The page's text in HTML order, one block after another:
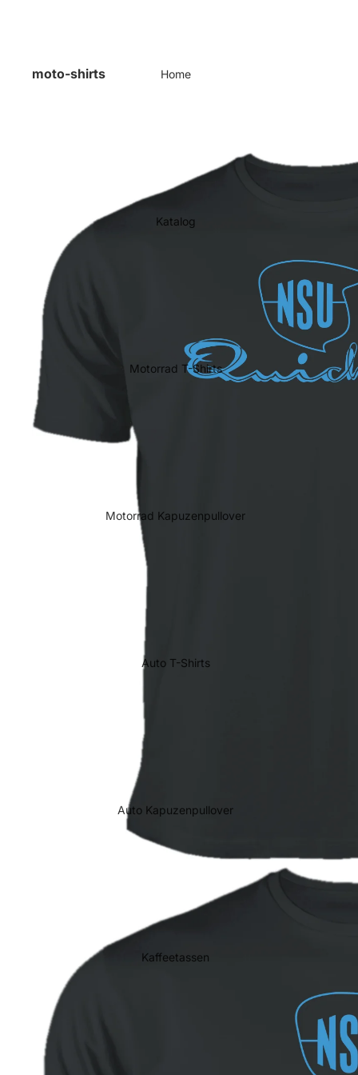
moto-shirts Home
Katalog
Motorrad T-Shirts
Motorrad Kapuzenpullover
Auto T-Shirts
Auto Kapuzenpullover
Kaffeetassen